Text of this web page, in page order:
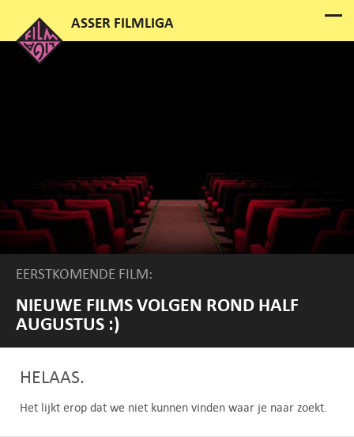
EERSTKOMENDE FILM:
NIEUWE FILMS VOLGEN ROND HALF
AUGUSTUS :)
HELAAS.
Het lijkt erop dat we niet kunnen vinden waar je naar zoekt.